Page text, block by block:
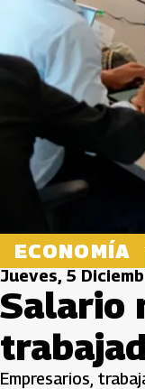
ECONOMÍA
Jueves, 5
Salario
Empresarios,